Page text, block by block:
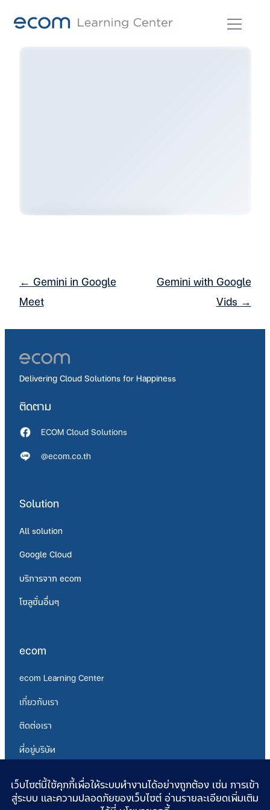
content
เข้าสู่ระบบ
Post
navigation
← Gemini in Google
Meet
Gemini with Google
Vids →
Delivering Cloud Solutions for Happiness
Solution
All solution
Google Cloud
บริการจาก ecom
โซลูชั่นอื่นๆ
ecom
ecom Learning Center
เกี่ยวกับเรา
ติดต่อเรา
ที่อยู่บริษัท
ติดตาม
ECOM Cloud Solutions
@ecom.co.th
นโยบายความเป็นส่วนตัว